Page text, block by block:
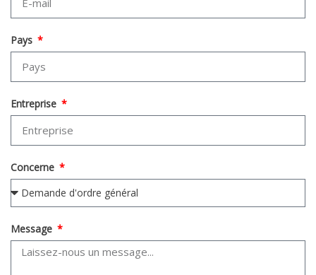
Pays
Entreprise
Concerne
Message